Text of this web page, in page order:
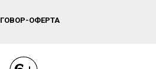
ОФЕРТА